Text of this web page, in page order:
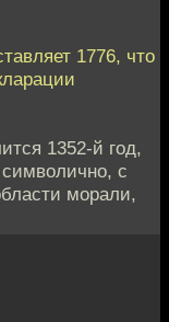
1776, что
1352-й год,
с
морали,